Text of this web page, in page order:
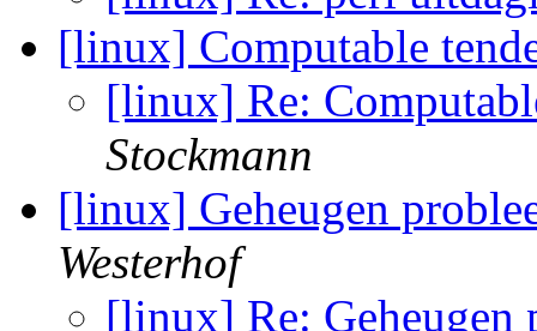
[linux] Computable
[linux] Re:
Stockmann
[linux] Geheugen
Westerhof
[linux] Re: Geheugen